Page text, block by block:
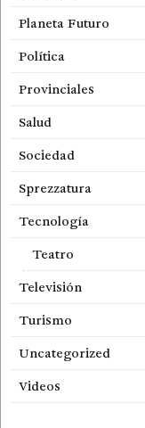
Planeta Futuro
Política
Provinciales
Salud
Sociedad
Sprezzatura
Tecnología
Teatro
Televisión
Turismo
Uncategorized
Videos